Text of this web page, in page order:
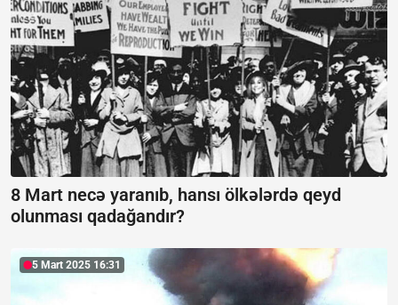
8 Mart necə yaranıb, hansı ölkələrdə qeyd
olunması qadağandır?
5 Mart 2025 16:31